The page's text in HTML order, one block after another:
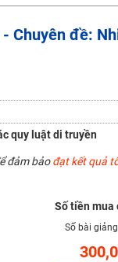
07/2025)
Chuyên đề:
quy luật di truyền
đảm bảođạt kết quả
Số tiền mua
Số bài